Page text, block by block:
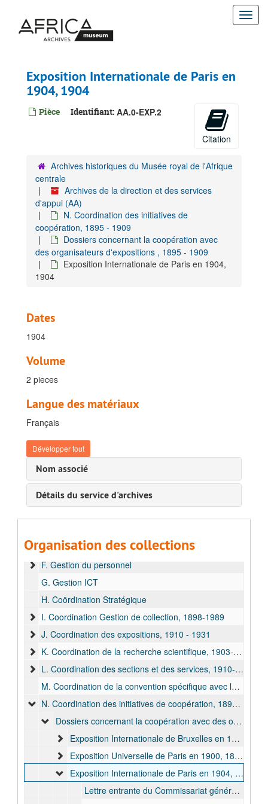
contenu
Exposition Internationale de Paris en
1904, 1904
Pièce Identifiant: AA.0-EXP.2
Citation
Archives historiques du Musée royal de l'Afrique
centrale
Archives de la direction et des services
d'appui (AA)
N. Coordination des initiatives de
coopération, 1895 - 1909
Dossiers concernant la coopération avec
des organisateurs d'expositions , 1895 - 1909
Exposition Internationale de Paris en 1904,
1904
Dates
1904
Volume
2 pieces
Langue des matériaux
Français
Développer tout
Nom associé
Détails du service d'archives
Organisation des collections
Archives de la direction et des services d'appui
A. Gestion administrative-juridique, 1895-1960
B. Gestion financière, 1924-1928
E. Coordination initiatives de collaboration, 1963-1989
F. Gestion du personnel
G. Gestion ICT
H. Coördination Stratégique
I. Coordination Gestion de collection, 1898-1989
J. Coordination des expositions, 1910 - 1931
K. Coordination de la recherche scientifique, 1903-1932
L. Coordination des sections et des services, 1910-1971
M. Coordination de la convention spécifique avec la Direction Générale Coopération au Développement
N. Coordination des initiatives de coopération, 1895-1909
Dossiers concernant la coopération avec des organisateurs d'expositions, 1895-1909
Exposition Internationale de Bruxelles en 1897, 1895-1897
Exposition Universelle de Paris en 1900, 1896-1900
Exposition Internationale de Paris en 1904, 1904
Lettre entrante du Commissariat général du gouvernement (Ministère de l'industrie et du Travail) à Edmond Van Eetvelde, 11 juin 1904